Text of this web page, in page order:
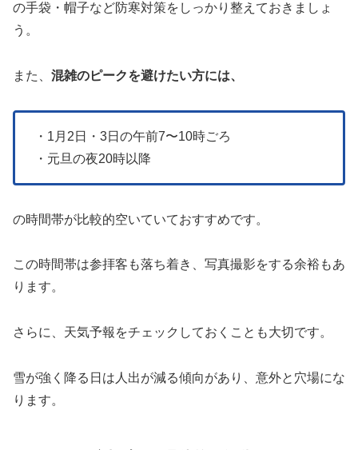
の手袋・帽子など防寒対策をしっかり整えておきましょ
う。
また、 混雑のピークを避けたい方には、
・1月2日・3日の午前7〜10時ごろ
・元旦の夜20時以降
の時間帯が比較的空いていておすすめです。
この時間帯は参拝客も落ち着き、写真撮影をする余裕もあ
ります。
さらに、天気予報をチェックしておくことも大切です。
雪が強く降る日は人出が減る傾向があり、意外と穴場にな
ります。